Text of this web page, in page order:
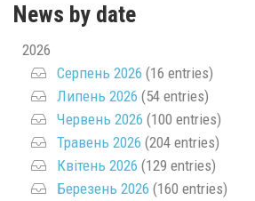
News by date
2026
Серпень 2026 (16 entries)
Липень 2026 (54 entries)
Червень 2026 (100 entries)
Травень 2026 (204 entries)
Квітень 2026 (129 entries)
Березень 2026 (160 entries)